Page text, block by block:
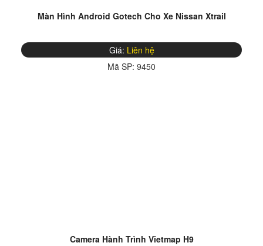
Màn Hình Android Gotech Cho Xe Nissan Xtrail
Giá: Liên hệ
Mã SP: 9450
Camera Hành Trình Vietmap H9